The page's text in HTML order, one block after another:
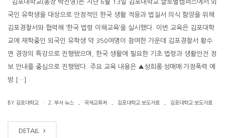
김포대학교(총장 박진영)는 지난 6월 13일 김포대학교 글로벌캠퍼스에서 외
국인 유학생을 대상으로 안정적인 한국 생활 적응과 법질서 의식 함양을 위해
김포경찰서와 협력해 ‘한국 법령 이해교육’을 실시했다. 이번 교육은 김포대학
교에 재학중인 외국인 유학생 약 350여명이 참여한 가운데 김포경찰서 황수
연 경장의 특강으로 진행됐으며, 한국 생활에 필요한 기초 법령과 생활안전 정
보 안내를 중심으로 진행됐다. 주요 교육 내용은 ▲성희롱·성매매·가정폭력 예
방 […]
BY 김포대학교 2. 부서 뉴스 국제교류처 김포대학교 보도자료 김포대학교 보도자료
DETAIL